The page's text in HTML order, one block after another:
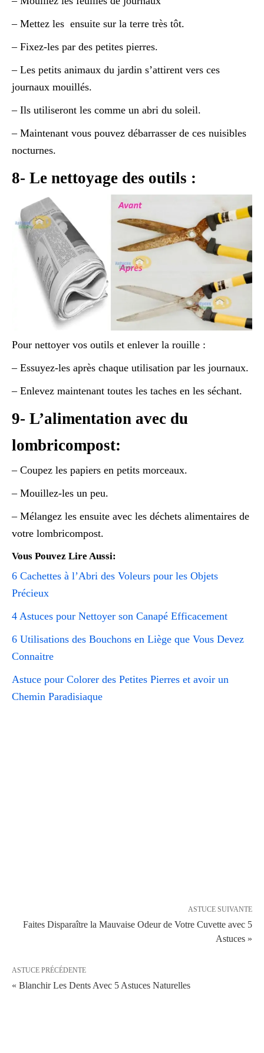
– Mettez les ensuite sur la terre très tôt.
– Fixez-les par des petites pierres.
– Les petits animaux du jardin s’attirent vers ces
journaux mouillés.
– Ils utiliseront les comme un abri du soleil.
– Maintenant vous pouvez débarrasser de ces nuisibles
nocturnes.
8- Le nettoyage des outils :
Pour nettoyer vos outils et enlever la rouille :
– Essuyez-les après chaque utilisation par les journaux.
– Enlevez maintenant toutes les taches en les séchant.
9- L’alimentation avec du
lombricompost:
– Coupez les papiers en petits morceaux.
– Mouillez-les un peu.
– Mélangez les ensuite avec les déchets alimentaires de
votre lombricompost.
Vous Pouvez Lire Aussi:
6 Cachettes à l’Abri des Voleurs pour les Objets
Précieux
4 Astuces pour Nettoyer son Canapé Efficacement
6 Utilisations des Bouchons en Liège que Vous Devez
Connaitre
Astuce pour Colorer des Petites Pierres et avoir un
Chemin Paradisiaque
ASTUCE SUIVANTE
Faites Disparaître la Mauvaise Odeur de Votre Cuvette avec 5
Astuces »
ASTUCE PRÉCÉDENTE
« Blanchir Les Dents Avec 5 Astuces Naturelles